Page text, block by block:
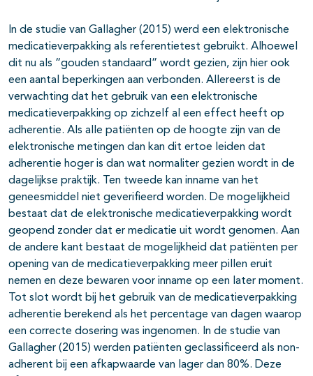
In de studie van Gallagher (2015) werd een elektronische
medicatieverpakking als referentietest gebruikt. Alhoewel
dit nu als “gouden standaard” wordt gezien, zijn hier ook
een aantal beperkingen aan verbonden. Allereerst is de
verwachting dat het gebruik van een elektronische
medicatieverpakking op zichzelf al een effect heeft op
adherentie. Als alle patiënten op de hoogte zijn van de
elektronische metingen dan kan dit ertoe leiden dat
adherentie hoger is dan wat normaliter gezien wordt in de
dagelijkse praktijk. Ten tweede kan inname van het
geneesmiddel niet geverifieerd worden. De mogelijkheid
bestaat dat de elektronische medicatieverpakking wordt
geopend zonder dat er medicatie uit wordt genomen. Aan
de andere kant bestaat de mogelijkheid dat patiënten per
opening van de medicatieverpakking meer pillen eruit
nemen en deze bewaren voor inname op een later moment.
Tot slot wordt bij het gebruik van de medicatieverpakking
adherentie berekend als het percentage van dagen waarop
een correcte dosering was ingenomen. In de studie van
Gallagher (2015) werden patiënten geclassificeerd als non-
adherent bij een afkapwaarde van lager dan 80%. Deze